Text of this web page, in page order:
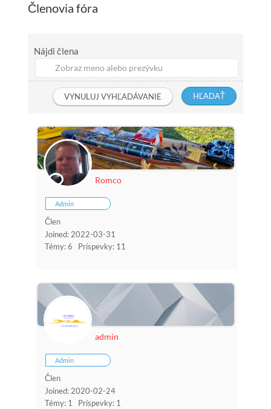
Členovia fóra
Nájdi člena
Romco
Admin
Člen
Joined: 2022-03-31
Témy: 6
Príspevky: 11
admin
Admin
Člen
Joined: 2020-02-24
Témy: 1
Príspevky: 1